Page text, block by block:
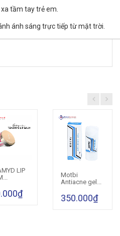
xa tầm tay trẻ em.
ánh sáng trực tiếp từ mặt trời.
giỏ hàng
LIP
Cho vào giỏ hàng
Motbi
Antiacne gel...
350.000₫